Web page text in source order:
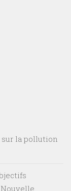
la pollution
Nouvelle